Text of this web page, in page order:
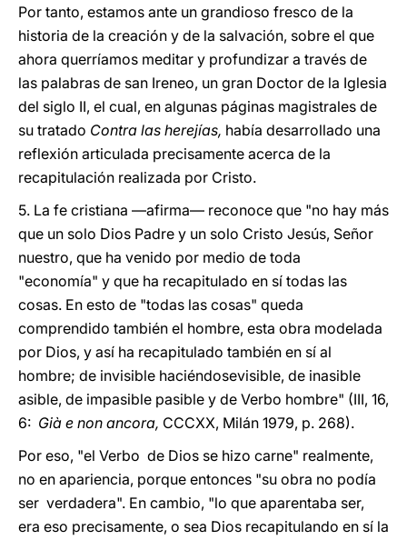
Por tanto, estamos ante un grandioso fresco de la
historia de la creación y de la salvación, sobre el que
ahora querríamos meditar y profundizar a través de
las palabras de san Ireneo, un gran Doctor de la Iglesia
del siglo II, el cual, en algunas páginas magistrales de
su tratado Contra las herejías, había desarrollado una
reflexión articulada precisamente acerca de la
recapitulación realizada por Cristo.
5. La fe cristiana —afirma— reconoce que "no hay más
que un solo Dios Padre y un solo Cristo Jesús, Señor
nuestro, que ha venido por medio de toda
"economía" y que ha recapitulado en sí todas las
cosas. En esto de "todas las cosas" queda
comprendido también el hombre, esta obra modelada
por Dios, y así ha recapitulado también en sí al
hombre; de invisible haciéndosevisible, de inasible
asible, de impasible pasible y de Verbo hombre" (III, 16,
6: Già e non ancora, CCCXX, Milán 1979, p. 268).
Por eso, "el Verbo de Dios se hizo carne" realmente,
no en apariencia, porque entonces "su obra no podía
ser verdadera". En cambio, "lo que aparentaba ser,
era eso precisamente, o sea Dios recapitulando en sí la